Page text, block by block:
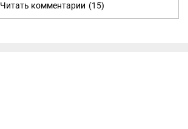
Читать комментарии (15)